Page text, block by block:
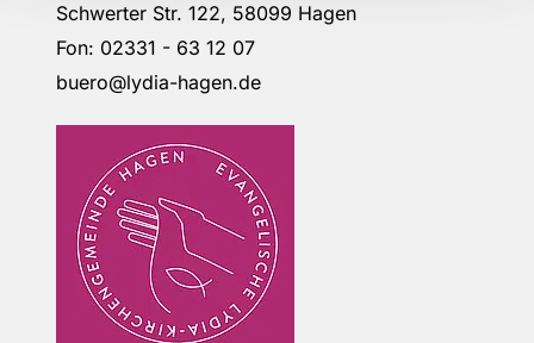
Schwerter Str. 122, 58099 Hagen
Fon: 02331 - 63 12 07
buero@lydia-hagen.de